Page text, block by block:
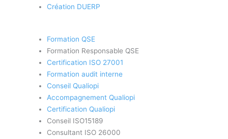
Création DUERP
Formation QSE
Formation Responsable QSE
Certification ISO 27001
Formation audit interne
Conseil Qualiopi
Accompagnement Qualiopi
Certification Qualiopi
Conseil ISO15189
Consultant ISO 26000